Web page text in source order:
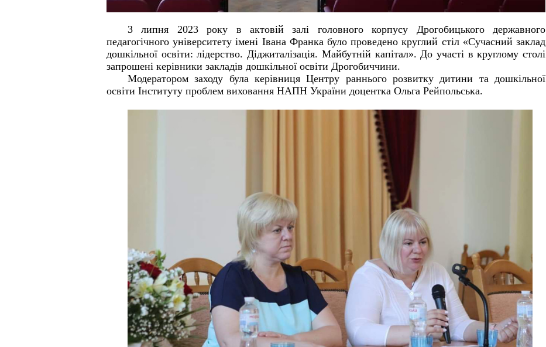
3 липня 2023 року в актовій залі головного корпусу Дрогобицького державного
педагогічного університету імені Івана Франка було проведено круглий стіл «Сучасний заклад
дошкільної освіти: лідерство. Діджиталізація. Майбутній капітал». До участі в круглому столі
запрошені керівники закладів дошкільної освіти Дрогобиччини.
Модератором заходу була керівниця Центру раннього розвитку дитини та дошкільної
освіти Інституту проблем виховання НАПН України доцентка Ольга Рейпольська.